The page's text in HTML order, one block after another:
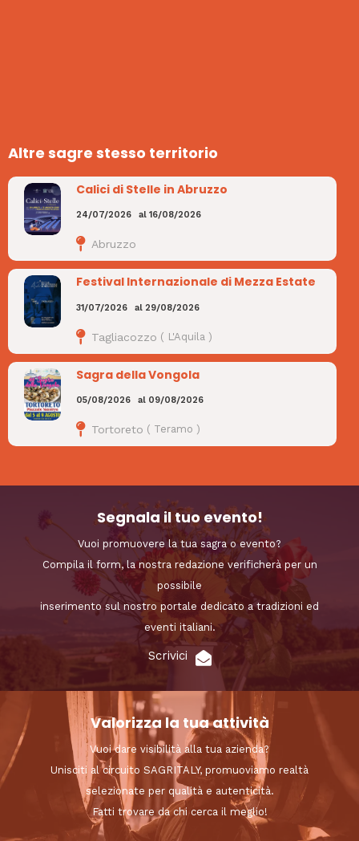
Altre sagre stesso territorio
Calici di Stelle in Abruzzo
24/07/2026 al16/08/2026
Abruzzo
Festival Internazionale di Mezza Estate
31/07/2026 al 29/08/2026
Tagliacozzo ( L'Aquila )
Sagra della Vongola
05/08/2026 al 09/08/2026
Tortoreto ( Teramo )
Segnala il tuo evento!
Vuoi promuovere la tua sagra o evento?
Compila il form, la nostra redazione verificherà per un
possibile
inserimento sul nostro portale dedicato a tradizioni ed
eventi italiani.
Scrivici
Valorizza la tua attività
Vuoi dare visibilità alla tua azienda?
Unisciti al circuito SAGRITALY, promuoviamo realtà
selezionate per qualità e autenticità.
Fatti trovare da chi cerca il meglio!